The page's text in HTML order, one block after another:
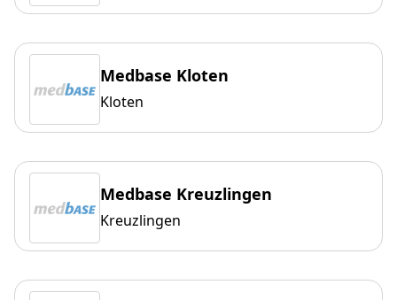
Medbase Kloten
Kloten
Medbase Kreuzlingen
Kreuzlingen